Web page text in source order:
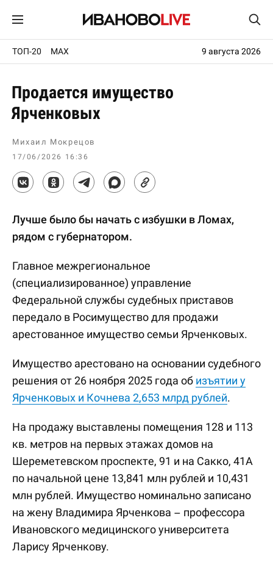
ТОП-20 MAX 9 августа 2026
Продается имущество
Ярченковых
Михаил Мокрецов
17/06/2026 16:36
Лучше было бы начать с избушки в Ломах,
рядом с губернатором.
Главное межрегиональное
(специализированное) управление
Федеральной службы судебных приставов
передало в Росимущество для продажи
арестованное имущество семьи Ярченковых.
Имущество арестовано на основании судебного
решения от 26 ноября 2025 года об изъятии у
Ярченковых и Кочнева 2,653 млрд рублей.
На продажу выставлены помещения 128 и 113
кв. метров на первых этажах домов на
Шереметевском проспекте, 91 и на Сакко, 41А
по начальной цене 13,841 млн рублей и 10,431
млн рублей. Имущество номинально записано
на жену Владимира Ярченкова – профессора
Ивановского медицинского университета
Ларису Ярченкову.